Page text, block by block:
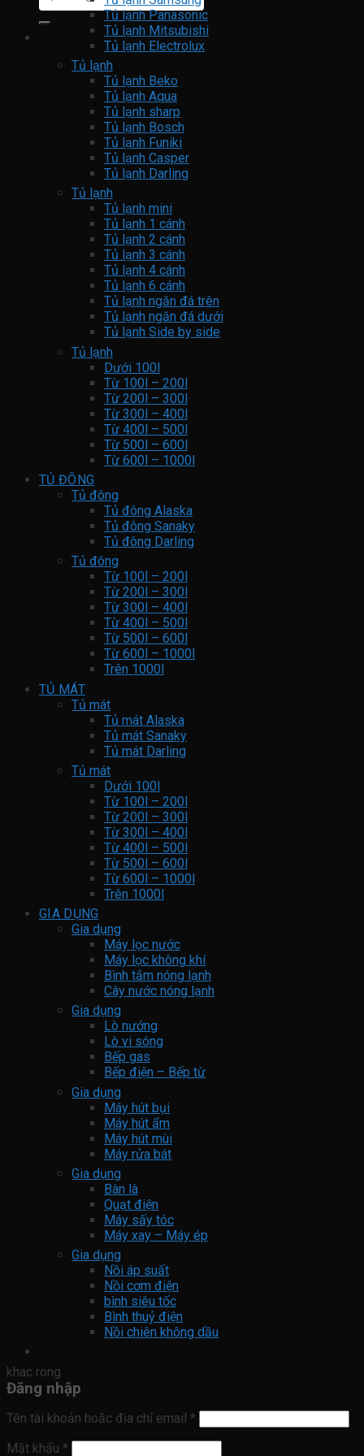
Tủ lạnh Panasonic
Tủ lạnh Mitsubishi
Tủ lạnh Electrolux
Tủ lạnh
Tủ lạnh Beko
Tủ lạnh Aqua
Tủ lạnh sharp
Tủ lạnh Bosch
Tủ lạnh Funiki
Tủ lạnh Casper
Tủ lạnh Darling
Tủ lạnh
Tủ lạnh mini
Tủ lạnh 1 cánh
Tủ lạnh 2 cánh
Tủ lạnh 3 cánh
Tủ lạnh 4 cánh
Tủ lạnh 6 cánh
Tủ lạnh ngăn đá trên
Tủ lạnh ngăn đá dưới
Tủ lạnh Side by side
Tủ lạnh
Dưới 100l
Từ 100l – 200l
Từ 200l – 300l
Từ 300l – 400l
Từ 400l – 500l
Từ 500l – 600l
Từ 600l – 1000l
TỦ ĐÔNG
Tủ đông
Tủ đông Alaska
Tủ đông Sanaky
Tủ đông Darling
Tủ đông
Từ 100l – 200l
Từ 200l – 300l
Từ 300l – 400l
Từ 400l – 500l
Từ 500l – 600l
Từ 600l – 1000l
Trên 1000l
TỦ MÁT
Tủ mát
Tủ mát Alaska
Tủ mát Sanaky
Tủ mát Darling
Tủ mát
Dưới 100l
Từ 100l – 200l
Từ 200l – 300l
Từ 300l – 400l
Từ 400l – 500l
Từ 500l – 600l
Từ 600l – 1000l
Trên 1000l
GIA DỤNG
Gia dụng
Máy lọc nước
Máy lọc không khí
Bình tắm nóng lạnh
Cây nước nóng lạnh
Gia dụng
Lò nướng
Lò vi sóng
Bếp gas
Bếp điện – Bếp từ
Gia dụng
Máy hút bụi
Máy hút ẩm
Máy hút mùi
Máy rửa bát
Gia dụng
Bàn là
Quạt điện
Máy sấy tóc
Máy xay – Máy ép
Gia dụng
Nồi áp suất
Nồi cơm điện
bình siêu tốc
Bình thuỷ điện
Nồi chiên không dầu
khac rong
Đăng nhập
Tên tài khoản hoặc địa chỉ email *
Mật khẩu *